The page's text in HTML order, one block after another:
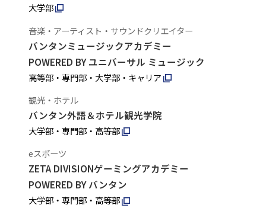
大学部
音楽・アーティスト・サウンドクリエイター
バンタンミュージックアカデミー
POWERED BY ユニバーサル ミュージック
高等部・専門部・大学部・キャリア
観光・ホテル
バンタン外語＆ホテル観光学院
大学部・専門部・高等部
eスポーツ
ZETA DIVISIONゲーミングアカデミー
POWERED BY バンタン
大学部・専門部・高等部